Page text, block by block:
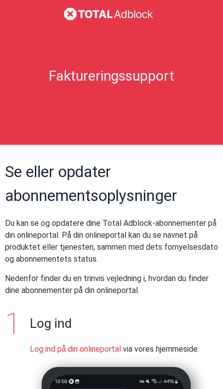
Faktureringssupport
Se eller opdater
abonnementsoplysninger
Du kan se og opdatere dine Total Adblock-abonnementer på
din onlineportal. På din onlineportal kan du se navnet på
produktet eller tjenesten, sammen med dets fornyelsesdato
og abonnementets status.
Nedenfor finder du en trinvis vejledning i, hvordan du finder
dine abonnementer på din onlineportal.
Log ind
Log ind på din onlineportal via vores hjemmeside.